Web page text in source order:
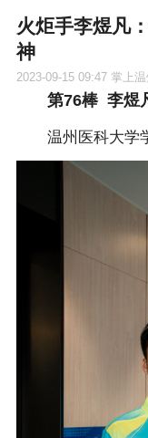
火炬手李煜凡
神
2023-09-15 09:47掌上
第76棒 李煜
温州医科大学